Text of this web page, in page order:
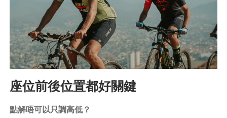
座位前後位置都好關鍵
點解唔可以只調高低？